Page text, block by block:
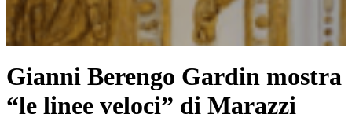
Gianni Berengo Gardin mostra
“le linee veloci” di Marazzi